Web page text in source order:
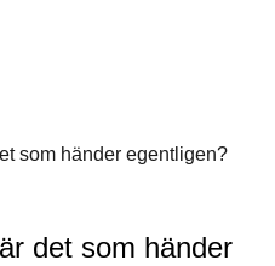
det som händer